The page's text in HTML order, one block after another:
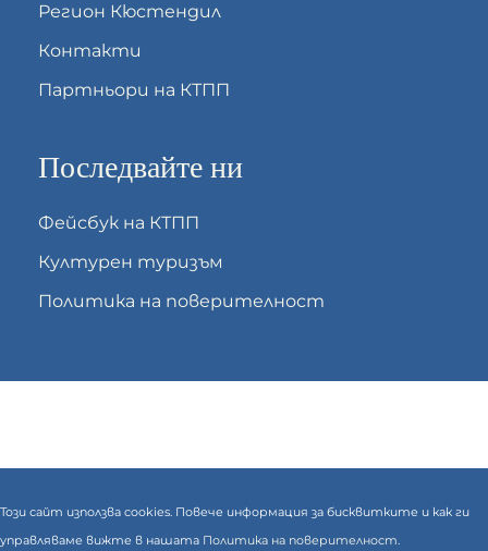
Регион Кюстендил
Контакти
Партньори на КТПП
Последвайте ни
Фейсбук на КТПП
Културен туризъм
Политика на поверителност
Този сайт използва cookies. Повече информация за бисквитките и как ги
управляваме вижте в нашата Политика на поверителност.